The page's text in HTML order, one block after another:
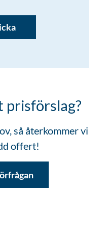
prisförslag?
så återkommer vi
offert!